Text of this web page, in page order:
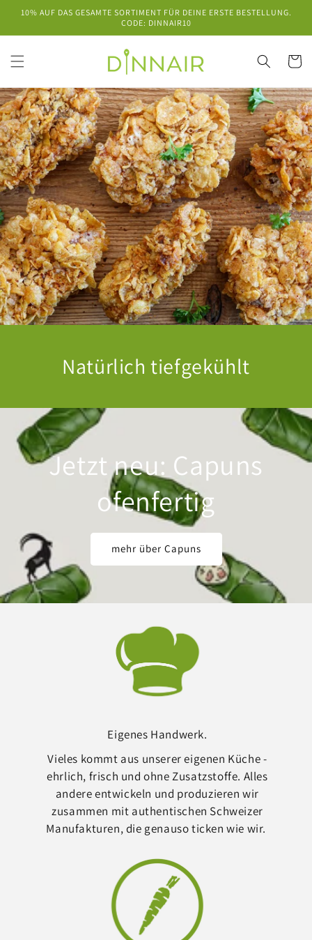
zum
10% AUF DAS GESAMTE SORTIMENT FÜR DEINE ERSTE BESTELLUNG.
CODE: DINNAIR10
Natürlich tiefgekühlt
Jetzt neu: Capuns
ofenfertig
mehr über Capuns
Eigenes Handwerk.
Vieles kommt aus unserer eigenen Küche -
ehrlich, frisch und ohne Zusatzstoffe. Alles
andere entwickeln und produzieren wir
zusammen mit authentischen Schweizer
Manufakturen, die genauso ticken wie wir.